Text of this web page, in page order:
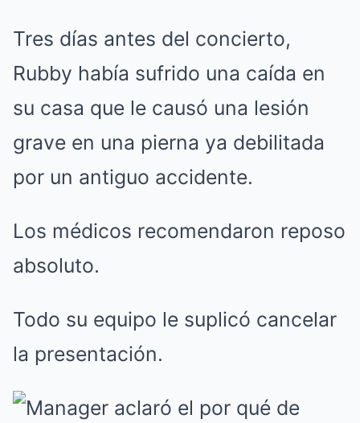
Tres días antes del concierto,
Rubby había sufrido una caída en
su casa que le causó una lesión
grave en una pierna ya debilitada
por un antiguo accidente.
Los médicos recomendaron reposo
absoluto.
Todo su equipo le suplicó cancelar
la presentación.